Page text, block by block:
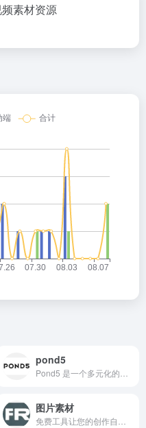
素材资源
pond5
图片素材